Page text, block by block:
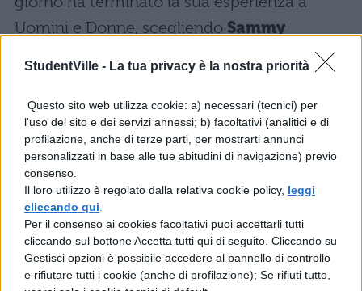
StudentVille - La tua privacy è la nostra priorità
Questo sito web utilizza cookie: a) necessari (tecnici) per
l'uso del sito e dei servizi annessi; b) facoltativi (analitici e di
profilazione, anche di terze parti, per mostrarti annunci
personalizzati in base alle tue abitudini di navigazione) previo
consenso.
Il loro utilizzo è regolato dalla relativa cookie policy, leggi
cliccando qui
Per il consenso ai cookies facoltativi puoi accettarli tutti
cliccando sul bottone Accetta tutti qui di seguito. Cliccando su
Gestisci opzioni è possibile accedere al pannello di controllo
e rifiutare tutti i cookie (anche di profilazione); Se rifiuti tutto,
Uomini e Donne, scegliendo Sammy
rispettivi partner.
Temptation Island Vip: dove
vederlo
La trasmissione ideata dalla Fascino viene
trasmessa, come sempre, sulle Reti Mediaset
e nello specifico suCanale 5 . Magari non